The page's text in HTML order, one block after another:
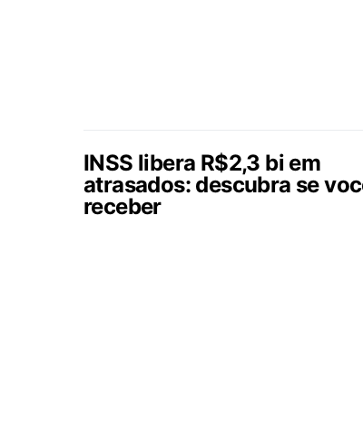
INSS libera R$2,3 bi em
atrasados: descubra se
receber